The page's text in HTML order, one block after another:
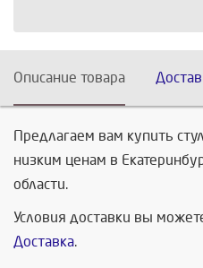
Описание товара
Предлагаем вам купить
низким ценам в
области.
Условия доставки вы
Доставка.